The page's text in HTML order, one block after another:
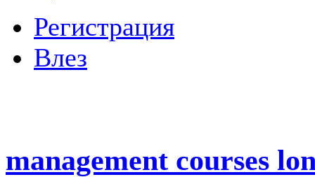
Регистрация
Влез
management courses